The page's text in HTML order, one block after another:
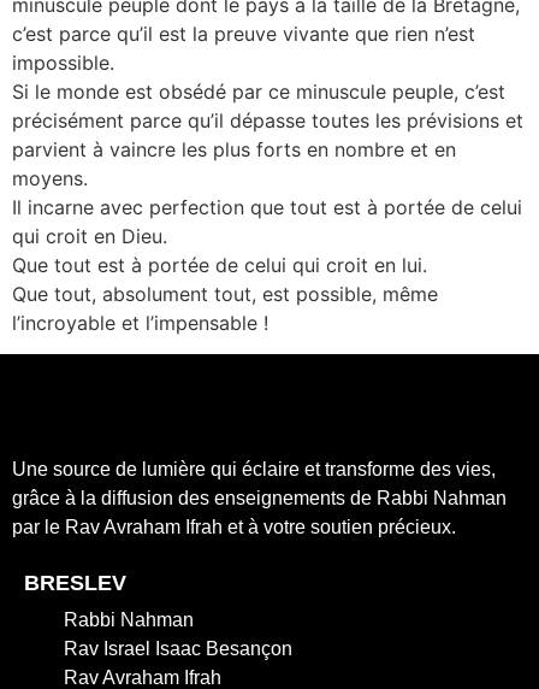
c’est parce qu’il est la preuve vivante que rien n’est
impossible.
Si le monde est obsédé par ce minuscule peuple, c’est
précisément parce qu’il dépasse toutes les prévisions et
parvient à vaincre les plus forts en nombre et en
moyens.
Il incarne avec perfection que tout est à portée de celui
qui croit en Dieu.
Que tout est à portée de celui qui croit en lui.
Que tout, absolument tout, est possible, même
l’incroyable et l’impensable !
Une source de lumière qui éclaire et transforme des vies,
grâce à la diffusion des enseignements de Rabbi Nahman
par le Rav Avraham Ifrah et à votre soutien précieux.
BRESLEV
Rabbi Nahman
Rav Israel Isaac Besançon
Rav Avraham Ifrah